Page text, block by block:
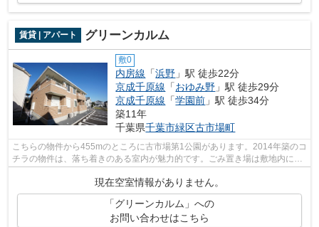
賃貸 | アパート グリーンカルム
敷0
内房線 「浜野 」駅 徒歩22分
京成千原線 「おゆみ野 」駅 徒歩29分
京成千原線 「学園前 」駅 徒歩34分
築11年
千葉県千葉市緑区古市場町
こちらの物件から455mのところに古市場第1公園があります。2014年築のコ
チラの物件は、落ち着きのある室内が魅力的です。ごみ置き場は敷地内にあ
ります。インターネットをご利用いただ...
現在空室情報がありません。
「グリーンカルム」への
お問い合わせはこちら